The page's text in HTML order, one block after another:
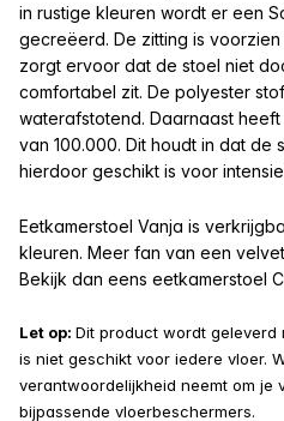
in rustige kleuren wordt er een
gecreëerd. De zitting is
zorgt ervoor dat de stoel niet
comfortabel zit. De polyester
waterafstotend. Daarnaast
van 100.000. Dit houdt in dat de
hierdoor geschikt is voor
Eetkamerstoel Vanja is
kleuren. Meer fan van een
Bekijk dan eens eetkamerstoel
Let op: Dit product wordt geleverd
is niet geschikt voor iedere vloer.
verantwoordelijkheid neemt om je
bijpassende vloerbeschermers.